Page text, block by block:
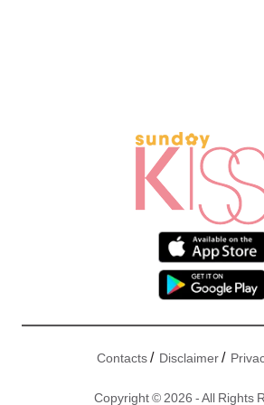
Contacts/ Disclaimer/
Copyright © 2026 - All Rights